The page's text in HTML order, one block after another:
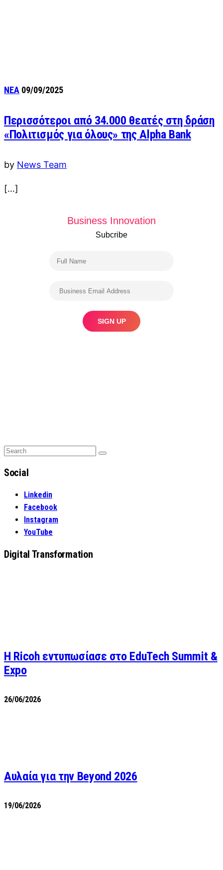
ΝΕΑ 09/09/2025
Περισσότεροι από 34.000 θεατές στη δράση
«Πολιτισμός για όλους» της Alpha Bank
by News Team
[…]
Business Innovation
Subcribe
Search
Search
Social
Linkedin
Facebook
Instagram
YouTube
Digital Transformation
Η Ricoh εντυπωσίασε στο EduTech Summit &
Expo
26/06/2026
Αυλαία για την Beyond 2026
19/06/2026